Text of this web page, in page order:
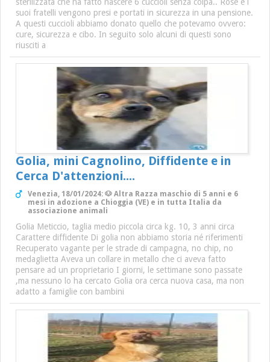
suoi fratelli vengono presi e portati in sicurezza in una pensione.
A questi cuccioli abbiamo donato quello che potevamo ovvero:
cure, sicurezza e cibo. In seguito solo alcuni di questi sono
riusciti a
Golia, mini Cagnolino, Diffidente e in
Cerca D'attenzioni....
Venezia, 18/01/2024: 🐶 Altra Razza maschio di 5 anni e 6
mesi in adozione a Chioggia (VE) e in tutta Italia da
associazione animali
Golia Meticcio, taglia medio piccola circa kg. 10, 3 anni circa
Carattere diffidente Di golia non abbiamo storia né riferimenti
Recuperato vagante per le strade di campagna, no chip, no
medaglietta Aveva un collare in metallo che ci aveva fatto
pensare ad un proprietario I giorni, le settimane sono passate
,ma nessuno lo ha cercato Golia ora cerca nuova casa, ma non
adatto a famiglie con bambini